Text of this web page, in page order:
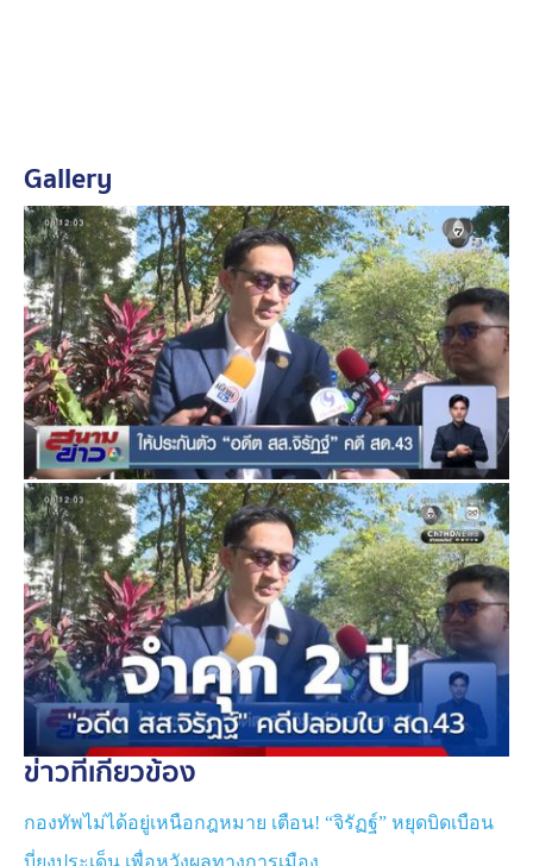
ประกันปล่อยตัวชั่วคราว ในระหว่างอุทธรณ์คดี โดยตีราคา
หลักทรัพย์ประกัน 100,000 บาท โดยไม่กำหนดเงื่อนไขใด
ๆ
โดยมี นายวิโรจน์ ลักขณาอดีศร และ นางสาวเบญจา
แสงจันทร์ อดีต สส.บัญชีรายชื่อพรรคประชาชน ไปให้กำลัง
ใจ นายจิรัฏฐ์
โดย นายจิรัฏฐ์ กล่าวภายหลังได้รับการประกันตัวว่า หลัง
จากนี้ก็จะดำเนินการยื่นอุทธรณ์คำพิพากษาของศาลชั้นต้น
ต่อไป ที่ถูกพิพากษาจำคุก 2 ปี วันนี้ยอมรับว่าผิดหวัง แต่ก็
ถือว่าคดียังไม่สิ้นสุด และยังมีหลายประเด็นที่คำพิพากษา
ของศาลชั้นต้นไม่ได้เอ่ยถึง ก็จะนำตรงนี้ยื่นอุทธรณ์ต่อไป
ขณะที่ พรรคประชาชน มีความเห็นต่อกรณีดังกล่าวว่า
เรื่องนี้ นายจิรัฏฐ์ มีสิทธิพิสูจน์ตัวเองในกระบวนการยุติธรรม
ซึ่งยังเหลือชั้นอุทธรณ์ และฎีกา โดยพรรคจะไม่เข้าไป
แทรกแซงคดีดังกล่าว
ส่วนประเด็นเรื่องการลงสมัคร สส. นั้น นายจิรัฏฐ์ ได้ตัดสิน
ใจมานานแล้วว่าจะไม่ลงสมัครต่อ โดยภรรยาของนายจิรัฏฐ์
ซึ่งช่วยหาเสียง และทำงานคลุกคลีกับประชาชนในพื้นที่มา
นามพรรคประชาชน ซึ่งก็ต้องเข้าสู่กระบวนการคัดเลือก
ของพรรค โดยไม่ได้รับสิทธิพิเศษใด ๆ
Gallery
ข่าวที่เกี่ยวข้อง
กองทัพไม่ได้อยู่เหนือกฎหมาย เตือน! “จิรัฏฐ์” หยุดบิดเบือน
บี่ยงประเด็น เพื่อหวังผลทางการเมือง